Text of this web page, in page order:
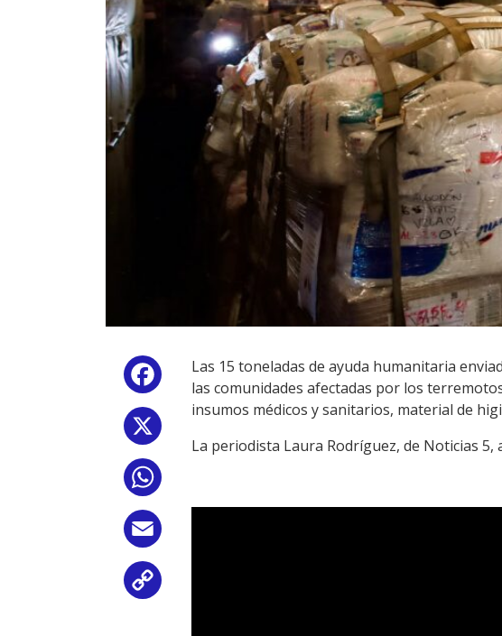
Facebook
Las 15 toneladas de ayuda humanitaria
las comunidades afectadas por los
insumos médicos y sanitarios, material de
La periodista Laura Rodríguez, de Noticias